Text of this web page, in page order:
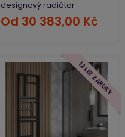
designový radiátor
Od 30 383,00 Kč
12 LET ZÁRUKY